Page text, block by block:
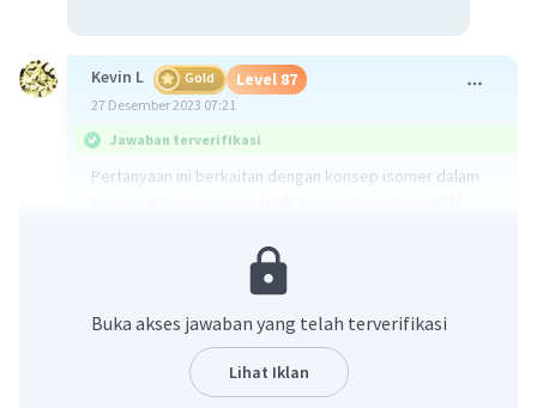
Kevin L Gold Level 87
27 Desember 2023 07:21
Jawaban terverifikasi
Pertanyaan ini berkaitan dengan konsep isomer dalam
atomnya berbeda. Ada dua jenis isomer yang
disebutkan dalam pertanyaan ini, yaitu isomer posisi
Isomer posisi adalah senyawa yang memiliki rumus
molekul dan gugus fungsi yang sama, namun posisi
gugus pada kerangka berbeda. Sedangkan isomer
Buka akses jawaban yang telah terverifikasi
Lihat Iklan